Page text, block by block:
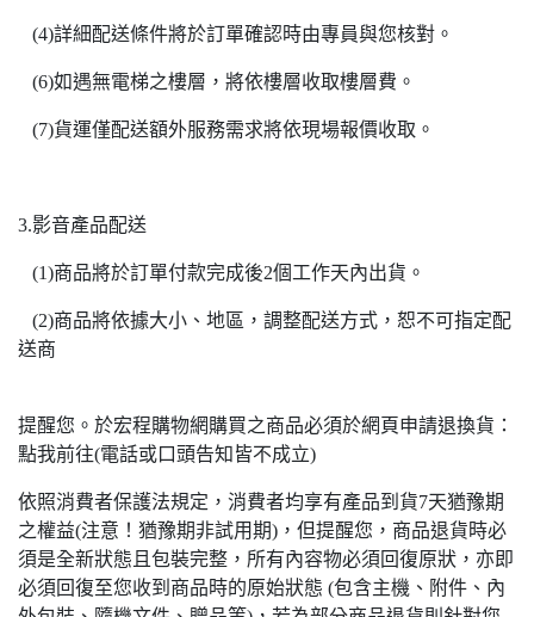
(4)詳細配送條件將於訂單確認時由專員與您核對。
(6)如遇無電梯之樓層，將依樓層收取樓層費。
(7)貨運僅配送額外服務需求將依現場報價收取。
3.影音產品配送
(1)商品將於訂單付款完成後2個工作天內出貨。
(2)商品將依據大小、地區，調整配送方式，恕不可指定配
送商
提醒您。於宏程購物網購買之商品必須於網頁申請退換貨：
點我前往(電話或口頭告知皆不成立)
依照消費者保護法規定，消費者均享有產品到貨7天猶豫期
之權益(注意！猶豫期非試用期)，但提醒您，商品退貨時必
須是全新狀態且包裝完整，所有內容物必須回復原狀，亦即
必須回復至您收到商品時的原始狀態 (包含主機、附件、內